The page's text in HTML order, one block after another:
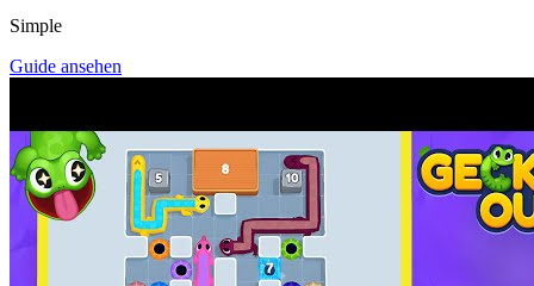
Simple
Guide ansehen